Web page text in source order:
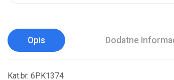
Opis Dodatne
Kat.br. 6PK1374